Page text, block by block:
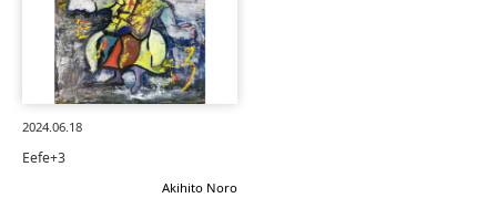
2024.06.18
Eefe+3
Akihito Noro